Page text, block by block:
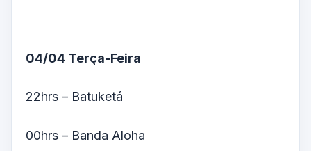
04/04 Terça-Feira
22hrs – Batuketá
00hrs – Banda Aloha